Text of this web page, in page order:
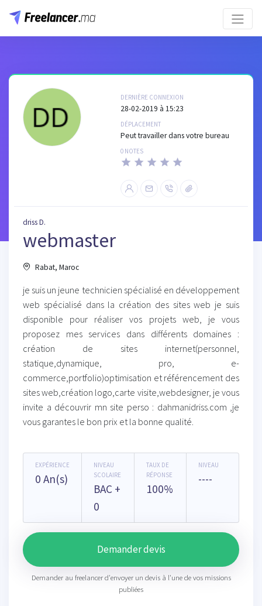
DERNIÈRE CONNEXION
28-02-2019 à 15:23
DÉPLACEMENT
Peut travailler dans votre bureau
0 NOTES
driss D.
webmaster
Rabat, Maroc
je suis un jeune technicien spécialisé en développement
web spécialisé dans la création des sites web je suis
disponible pour réaliser vos projets web, je vous
proposez mes services dans différents domaines :
création de sites internet(personnel,
statique,dynamique, pro, e-
commerce,portfolio)optimisation et référencement des
sites web,création logo,carte visite,webdesigner, je vous
invite a découvrir mn site perso : dahmanidriss.com ,je
vous garantes le bon prix et la bonne qualité.
EXPÉRIENCE
0 An(s)
NIVEAU
SCOLAIRE
BAC +
0
TAUX DE
RÉPONSE
100%
NIVEAU
----
Demander devis
Demander au freelancer d'envoyer un devis à l'une de vos missions
publiées